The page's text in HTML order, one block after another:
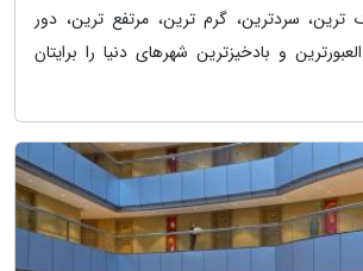
سردترین، گرم ترین، مرتفع ترین، دور
و بادخیزترین شهرهای دنیا را برایتان